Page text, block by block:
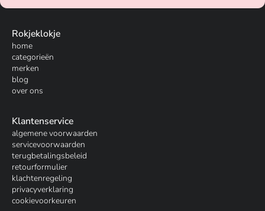
Rokjeklokje
home
categorieën
merken
blog
over ons
Klantenservice
algemene voorwaarden
servicevoorwaarden
terugbetalingsbeleid
retourformulier
klachtenregeling
privacyverklaring
cookievoorkeuren